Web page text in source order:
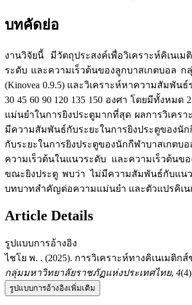
บทคัดย่อ
งานวิจัยนี้ มีวัตถุประสงค์เพื่อวิเคราะห์คิเน
ระดับ และความเร็วต้นของลูกบาสเกตบอล
(Kinovea 0.9.5) และวิเคราะห์หาความสัมพั
30 45 60 90 120 135 150 องศา โดยมีทั้งห
แม่นยำในการยิงประตูมากที่สุด ผลการวิเคร
มีความสัมพันธ์กับระยะในการยิงประตูของนั
กับระยะในการยิงประตูของนักกีฬาบาสเกต
ความเร็วต้นในแนวระดับ และความเร็วต้น
ขณะยิงประตู พบว่า ไม่มีความสัมพันธ์กับแนว
บทบาทสำคัญต่อความแม่นยำ และตัวแปรคิเ
Article Details
รูปแบบการอ้างอิง
ไชโย พ. . (2025). การวิเคราะห์ทางคิเนเมติ
กลุ่มมหาวิทยาลัยราชภัฏแห่งประเทศไทย, 4
รูปแบบการอ้างอิงเพิ่มเติม